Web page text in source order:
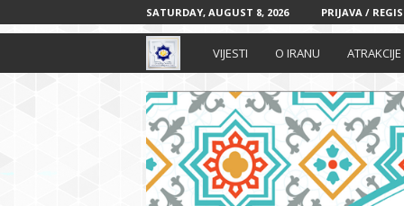
SATURDAY, AUGUST 8, 2026 PRIJAVA /
r
a
n
VIJESTI O IRANU ATRAKCIJE